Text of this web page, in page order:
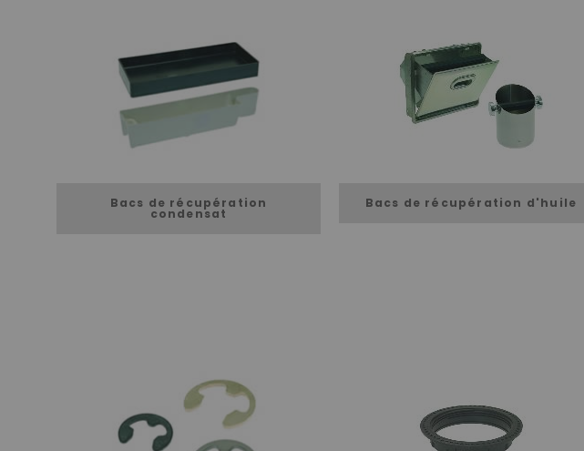
Bacs de récupération
condensat
Bacs de récupération d'huile